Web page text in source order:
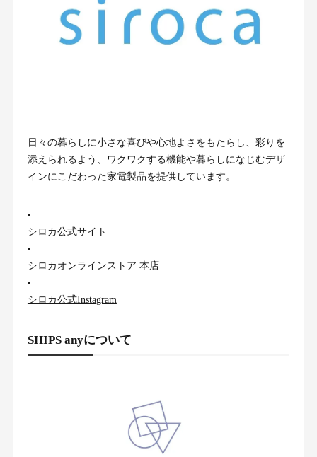
日々の暮らしに小さな喜びや心地よさをもたらし、彩りを
添えられるよう、ワクワクする機能や暮らしになじむデザ
インにこだわった家電製品を提供しています。
シロカ公式サイト
シロカオンラインストア 本店
シロカ公式Instagram
SHIPS anyについて